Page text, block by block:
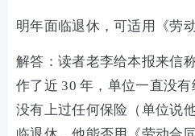
明年面临退休，可适用《劳
解答：读者老李给本报来信
作了近 30 年，单位一直没
没有上过任何保险（单位说